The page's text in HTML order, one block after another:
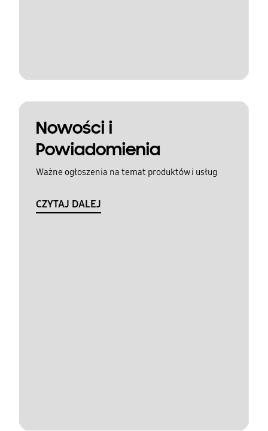
Nowości i
Powiadomienia
Ważne ogłoszenia na temat produktów i usług
CZYTAJ DALEJ